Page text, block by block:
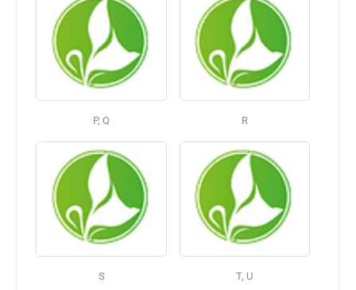
P, Q R
S T, U